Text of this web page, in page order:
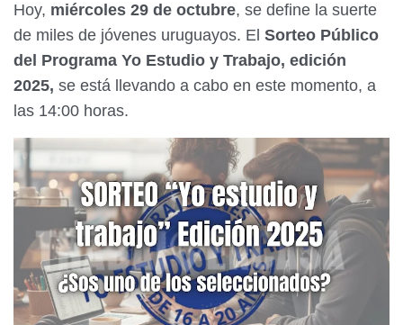
Hoy, miércoles 29 de octubre, se define la suerte
de miles de jóvenes uruguayos. El Sorteo Público
del Programa Yo Estudio y Trabajo, edición
2025, se está llevando a cabo en este momento, a
las 14:00 horas.